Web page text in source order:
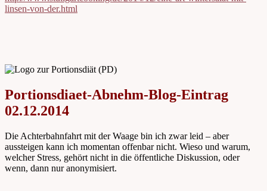
linsen-von-der.html
Portionsdiaet-Abnehm-Blog-Eintrag
02.12.2014
Die Achterbahnfahrt mit der Waage bin ich zwar leid – aber
aussteigen kann ich momentan offenbar nicht. Wieso und warum,
welcher Stress, gehört nicht in die öffentliche Diskussion, oder
wenn, dann nur anonymisiert.